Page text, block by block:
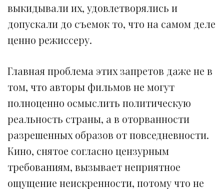
выкидывали их, удовлетворялись и
допускали до съемок то, что на самом деле
ценно режиссеру.
Главная проблема этих запретов даже не в
том, что авторы фильмов не могут
полноценно осмыслить политическую
реальность страны, а в оторванности
разрешенных образов от повседневности.
Кино, снятое согласно цензурным
требованиям, вызывает неприятное
ощущение неискренности, потому что не